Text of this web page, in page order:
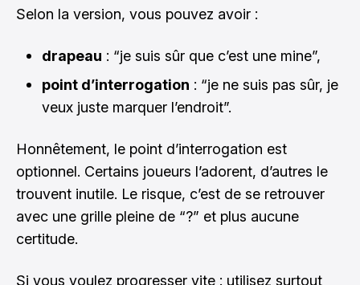
Selon la version, vous pouvez avoir :
drapeau : “je suis sûr que c’est une mine”,
point d’interrogation : “je ne suis pas sûr, je
veux juste marquer l’endroit”.
Honnêtement, le point d’interrogation est
optionnel. Certains joueurs l’adorent, d’autres le
trouvent inutile. Le risque, c’est de se retrouver
avec une grille pleine de “?” et plus aucune
certitude.
Si vous voulez progresser vite : utilisez surtout